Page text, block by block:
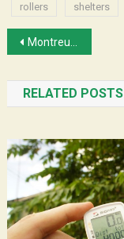
rollers
shelters
Post
navigation
Montreuil – Mont Saint Michel en solo (la Véloscénie)
RELATED POSTS